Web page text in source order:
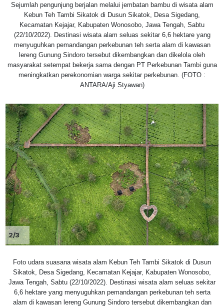
Sejumlah pengunjung berjalan melalui jembatan bambu di wisata alam
Kebun Teh Tambi Sikatok di Dusun Sikatok, Desa Sigedang,
Kecamatan Kejajar, Kabupaten Wonosobo, Jawa Tengah, Sabtu
(22/10/2022). Destinasi wisata alam seluas sekitar 6,6 hektare yang
menyuguhkan pemandangan perkebunan teh serta alam di kawasan
lereng Gunung Sindoro tersebut dikembangkan dan dikelola oleh
masyarakat setempat bekerja sama dengan PT Perkebunan Tambi guna
meningkatkan perekonomian warga sekitar perkebunan. (FOTO :
ANTARA/Aji Styawan)
2/3
Foto udara suasana wisata alam Kebun Teh Tambi Sikatok di Dusun
Sikatok, Desa Sigedang, Kecamatan Kejajar, Kabupaten Wonosobo,
Jawa Tengah, Sabtu (22/10/2022). Destinasi wisata alam seluas sekitar
6,6 hektare yang menyuguhkan pemandangan perkebunan teh serta
alam di kawasan lereng Gunung Sindoro tersebut dikembangkan dan